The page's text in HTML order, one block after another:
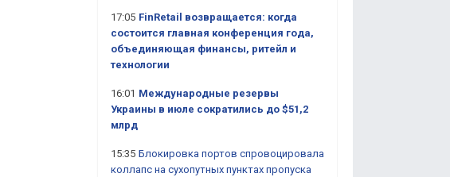
17:05 FinRetail возвращается: когда
состоится главная конференция года,
объединяющая финансы, ритейл и
технологии
16:01 Международные резервы
Украины в июле сократились до $51,2
млрд
15:35 Блокировка портов спровоцировала
коллапс на сухопутных пунктах пропуска